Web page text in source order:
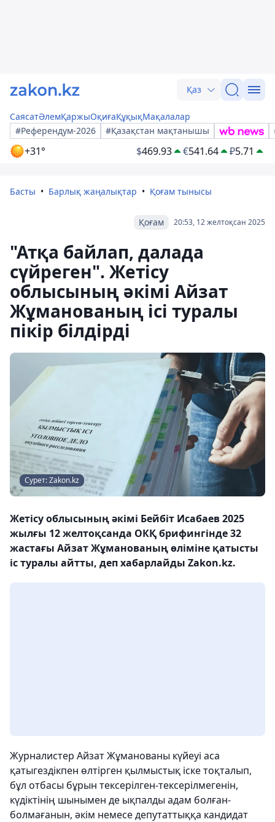
Қаз
СаясатӘлемҚаржыОқиғаҚұқықМақалалар
#Референдум-2026
#Қазақстан мақтанышы
+31° $469.93 €541.64 ₽5.71
Басты Барлық жаңалықтар Қоғам тынысы
20:53, 12 желтоқсан 2025
Қоғам
"Атқа байлап, далада
сүйреген". Жетісу
облысының әкімі Айзат
Жұманованың ісі туралы
пікір білдірді
Сурет: Zakon.kz
Жетісу облысының әкімі Бейбіт Исабаев 2025
жылғы 12 желтоқсанда ОКҚ брифингінде 32
жастағы Айзат Жұманованың өліміне қатысты
іс туралы айтты, деп хабарлайды Zakon.kz.
Журналистер Айзат Жұманованы күйеуі аса
қатыгездікпен өлтірген қылмыстық іске тоқталып,
бұл отбасы бұрын тексерілген-тексерілмегенін,
күдіктінің шынымен де ықпалды адам болған-
болмағанын, әкім немесе депутаттыққа кандидат